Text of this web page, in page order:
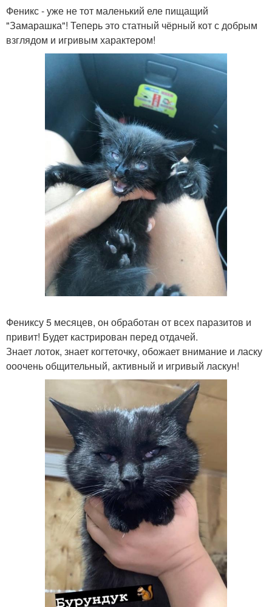
Феникс - уже не тот маленький еле пищащий
"Замарашка"! Теперь это статный чёрный кот с добрым
взглядом и игривым характером!
Фениксу 5 месяцев, он обработан от всех паразитов и
привит! Будет кастрирован перед отдачей.
Знает лоток, знает когтеточку, обожает внимание и ласку
ооочень общительный, активный и игривый ласкун!